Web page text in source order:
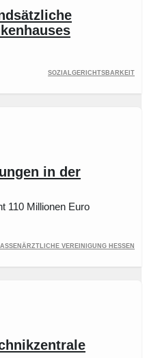
Sozialgerichtsbarkeit
in der
110 Millionen Euro
Vereinigung Hessen